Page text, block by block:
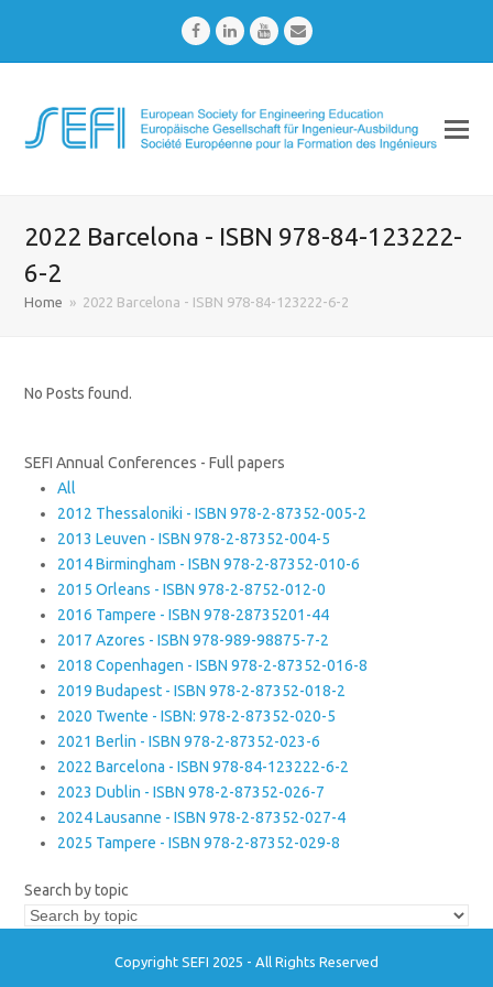
FacebookLinkedInYoutubeEmail
2022 Barcelona - ISBN 978-84-123222-
6-2
Home » 2022 Barcelona - ISBN 978-84-123222-6-2
No Posts found.
SEFI Annual Conferences - Full papers
All
2012 Thessaloniki - ISBN 978-2-87352-005-2
2013 Leuven - ISBN 978-2-87352-004-5
2014 Birmingham - ISBN 978-2-87352-010-6
2015 Orleans - ISBN 978-2-8752-012-0
2016 Tampere - ISBN 978-28735201-44
2017 Azores - ISBN 978-989-98875-7-2
2018 Copenhagen - ISBN 978-2-87352-016-8
2019 Budapest - ISBN 978-2-87352-018-2
2020 Twente - ISBN: 978-2-87352-020-5
2021 Berlin - ISBN 978-2-87352-023-6
2022 Barcelona - ISBN 978-84-123222-6-2
2023 Dublin - ISBN 978-2-87352-026-7
2024 Lausanne - ISBN 978-2-87352-027-4
2025 Tampere - ISBN 978-2-87352-029-8
Search by topic
Copyright SEFI 2025 - All Rights Reserved